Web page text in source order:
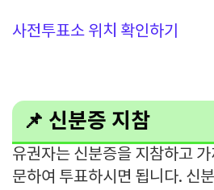
사전투표소 위치 확인하기
📌 신분증 지참
유권자는 신분증을 지참하고
문하여 투표하시면 됩니다. 신